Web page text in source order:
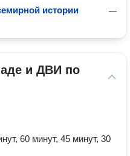
—
истории
и ДВИ по
60 минут, 45 минут, 30